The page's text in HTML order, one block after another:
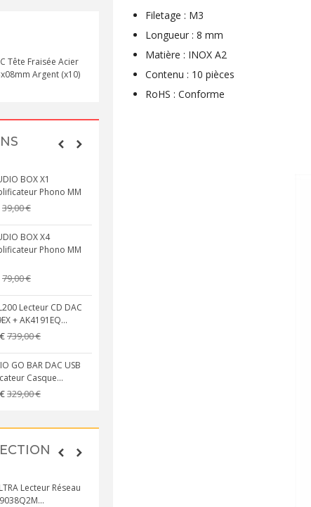
Tête Fraisée Acier
Argent (x10)
BOX X1
Phono MM
39,00 €
BOX X4
Phono MM
79,00 €
Lecteur CD DAC
+ AK4191EQ...
739,00 €
GO BAR DAC USB
Casque...
329,00 €
Lecteur Réseau
Filetage : M3
Longueur : 8 mm
Matière : INOX A2
Contenu : 10 pièces
RoHS : Conforme